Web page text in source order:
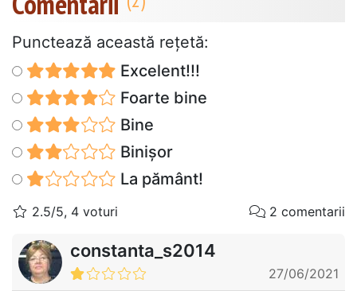
Punctează această reţetă:
Excelent!!!
Foarte bine
Bine
Binișor
La pământ!
2.5/5, 4 voturi 2 comentarii
constanta_s2014
27/06/2021